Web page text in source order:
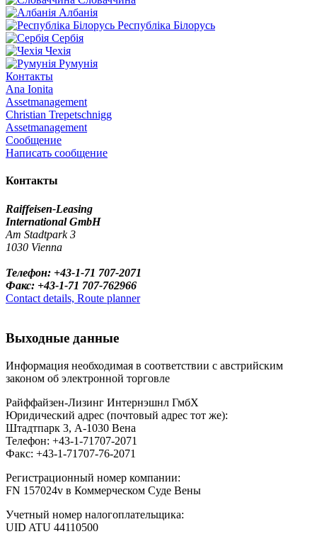
Албанія
Республіка Білорусь
Сербія
Чехія
Румунія
Контакты
Ana Ionita
Assetmanagement
Christian Trepetschnigg
Assetmanagement
Сообщение
Написать сообщение
Контакты
Raiffeisen-Leasing
International GmbH
Am Stadtpark 3
1030 Vienna
Телефон: +43-1-71 707-2071
Факс: +43-1-71 707-762966
Contact details, Route planner
Выходные данные
Информация необходимая в соответствии с австрийским
законом об электронной торговле
Райффайзен-Лизинг Интернэшнл ГмбХ
Юридический адрес (почтовый адрес тот же):
Штадтпарк 3, A-1030 Вена
Телефон: +43-1-71707-2071
Факс: +43-1-71707-76-2071
Регистрационный номер компании:
FN 157024v в Коммерческом Суде Вены
Учетный номер налогоплательщика:
UID ATU 44110500